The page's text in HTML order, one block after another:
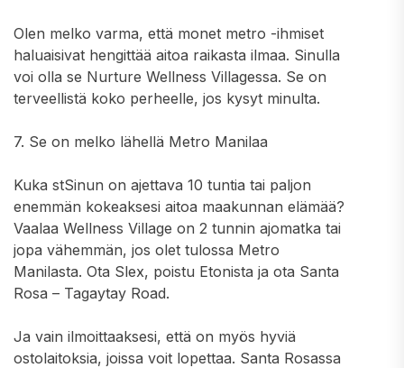
Olen melko varma, että monet metro -ihmiset
haluaisivat hengittää aitoa raikasta ilmaa. Sinulla
voi olla se Nurture Wellness Villagessa. Se on
terveellistä koko perheelle, jos kysyt minulta.
7. Se on melko lähellä Metro Manilaa
Kuka stSinun on ajettava 10 tuntia tai paljon
enemmän kokeaksesi aitoa maakunnan elämää?
Vaalaa Wellness Village on 2 tunnin ajomatka tai
jopa vähemmän, jos olet tulossa Metro
Manilasta. Ota Slex, poistu Etonista ja ota Santa
Rosa – Tagaytay Road.
Ja vain ilmoittaaksesi, että on myös hyviä
ostolaitoksia, joissa voit lopettaa. Santa Rosassa